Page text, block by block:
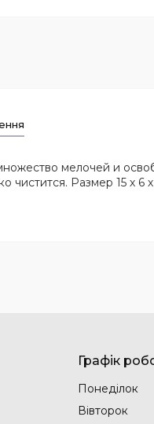
мелочей и
чистится. Размер 15 х 6
Графік
Понеділок
Вівторок